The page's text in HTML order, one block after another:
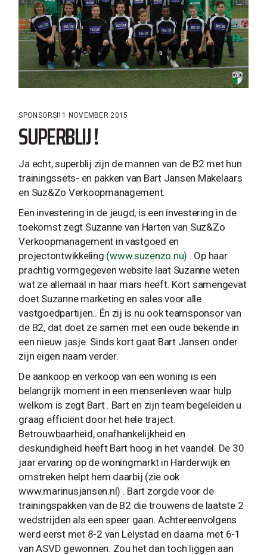
SPONSORS11 NOVEMBER 2015
SUPERBLIJ !
Ja echt, superblij zijn de mannen van de B2 met hun
trainingssets- en pakken van Bart Jansen Makelaars
en Suz&Zo Verkoopmanagement.
Een investering in de jeugd, is een investering in de
toekomst zegt Suzanne van Harten van Suz&Zo
Verkoopmanagement in vastgoed en
projectontwikkeling (www.suzenzo.nu) . Op haar
prachtig vormgegeven website laat Suzanne weten
wat ze allemaal in haar mars heeft. Kort samengevat
doet Suzanne marketing en sales voor alle
vastgoedpartijen.. Én zij is nu ook teamsponsor van
de B2, dat doet ze samen met een oude bekende in
een nieuw jasje. Sinds kort gaat Bart Jansen onder
zijn eigen naam verder.
De aankoop en verkoop van een woning is een
belangrijk moment in een mensenleven waar hulp
welkom is zegt Bart . Bart en zijn team begeleiden u
graag efficiënt door het hele traject.
Betrouwbaarheid, onafhankelijkheid en
deskundigheid heeft Bart hoog in het vaandel. De 30
jaar ervaring op de woningmarkt in Harderwijk en
omstreken helpt hem daarbij (zie ook
www.marinusjansen.nl) . Bart zorgde voor de
trainingspakken van de B2 die trouwens de laatste 2
wedstrijden als een speer gaan. Achtereenvolgens
werd eerst met 8-2 van Lelystad en daarna met 6-1
van ASVD gewonnen. Zou het dan toch liggen aan